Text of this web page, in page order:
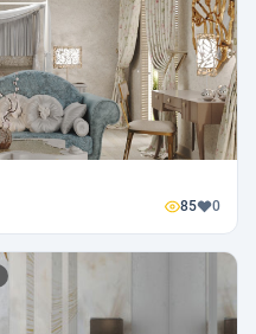
85 0